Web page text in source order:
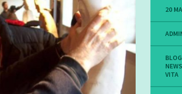
20
BLOG
NEWS
VITA